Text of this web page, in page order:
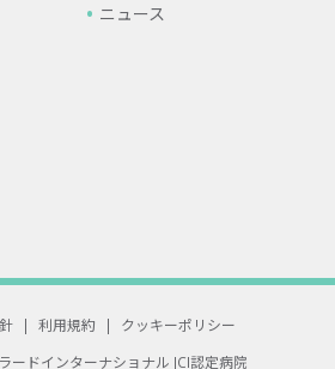
ニュース
| 利用規約 |
クッキーポリシー
ードインターナショナル JCI認定病院